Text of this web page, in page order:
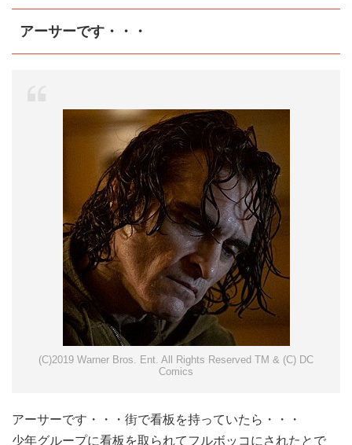
アーサーです・・・
(C)2019 Warner Bros. Ent. All Rights Reserved TM & (C) DC
Comics
アーサーです・・・街で看板を持っていたら・・・
少年グループに看板を取られてフルボッコにされたとで